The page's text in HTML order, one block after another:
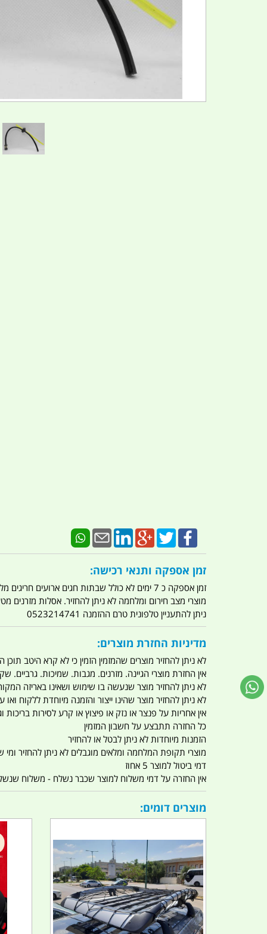
זמן אספקה ותנאי רכישה:
זמן אספקה כ 7 ימים לא כולל שבתות חגים ארועים חריגים מלחמות מגפה מתקפת טרור מתקפת מחשבים
מוצרי מצב חירום ומלחמה לא ניתן להחזיר. אסלות מזרנים
ניתן להתעניין טלפונית טרם ההזמנה 0523214741
מדיניות החזרת מוצרים:
לא ניתן להחזיר מוצרים שהמזמין הזמין כי לא קרא היטב
אין החזרת מוצרי הגיינה. מזרנים. מגבות. שמיכות. גרביים.
לא ניתן להחזיר מוצר שנעשה בו שימוש ושאינו באריזה
לא ניתן להחזיר מוצר שהינו ייצור והזמנה מיוחדת ללקוח
אין אחריות על פנצר או נזק או פיצוץ או קרע לסירות בריכות
כל החזרה תתבצע על חשבון המזמין
הזמנות מיוחדות לא ניתן לבטל או להחזיר
מוצרי תקופת המלחמה ומלאים מוגבלים לא ניתן להחזיר ומי
דמי ביטול למוצר 5 אחוז
אין החזרה על דמי משלוח למוצר שכבר נשלח - משלוח שנשלח
מוצרים דומים: